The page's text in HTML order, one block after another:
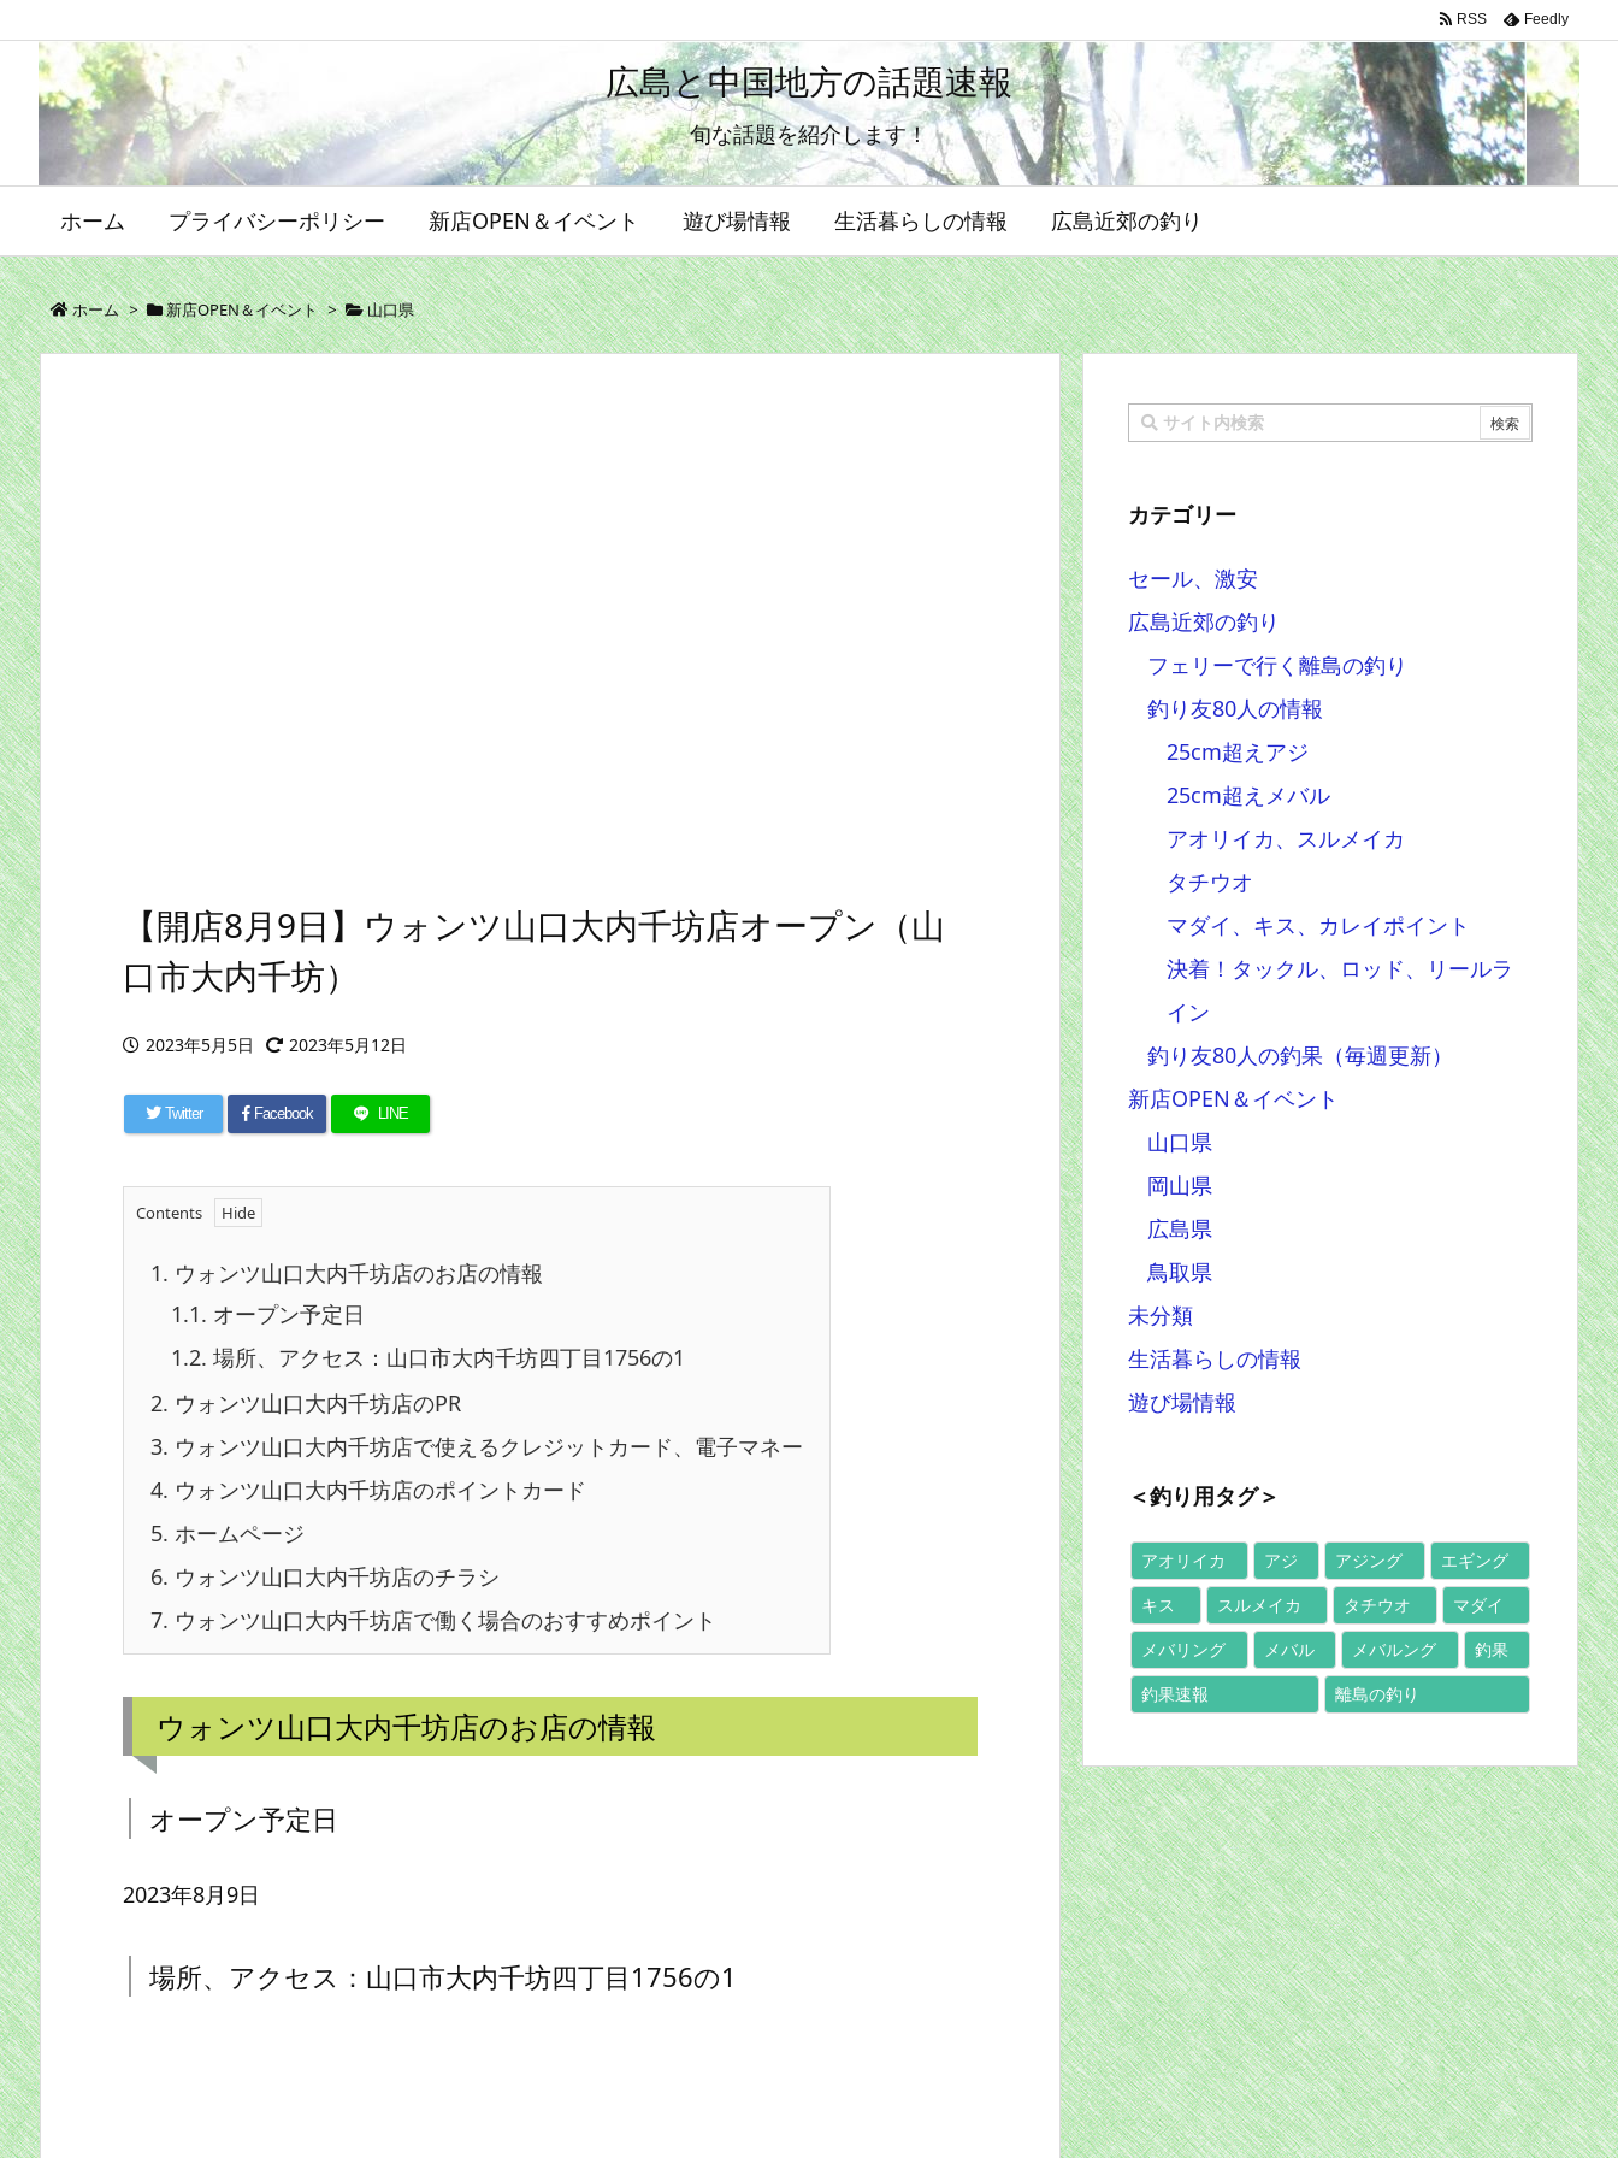
広島と中国地方の話題速報
旬な話題を紹介します！
ホーム プライバシーポリシー 新店OPEN＆イベント 遊び場情報 生活暮らしの情報 広島近郊の釣り
RSS Feedly
ホーム > 新店OPEN＆イベント > 山口県
【開店8月9日】ウォンツ山口大内千坊店オープン（山
口市大内千坊）
2023年5月5日 2023年5月12日
Twitter Facebook LINE
Contents
1. ウォンツ山口大内千坊店のお店の情報
1.1. オープン予定日
1.2. 場所、アクセス：山口市大内千坊四丁目1756の1
2. ウォンツ山口大内千坊店のPR
3. ウォンツ山口大内千坊店で使えるクレジットカード、電子マネー
4. ウォンツ山口大内千坊店のポイントカード
5. ホームページ
6. ウォンツ山口大内千坊店のチラシ
7. ウォンツ山口大内千坊店で働く場合のおすすめポイント
ウォンツ山口大内千坊店のお店の情報
オープン予定日
2023年8月9日
場所、アクセス：山口市大内千坊四丁目1756の1
カテゴリー
セール、激安
広島近郊の釣り
フェリーで行く離島の釣り
釣り友80人の情報
25cm超えアジ
25cm超えメバル
アオリイカ、スルメイカ
タチウオ
マダイ、キス、カレイポイント
決着！タックル、ロッド、リールラ
イン
釣り友80人の釣果（毎週更新）
新店OPEN＆イベント
山口県
岡山県
広島県
鳥取県
未分類
生活暮らしの情報
遊び場情報
＜釣り用タグ＞
アオリイカ アジ アジング
エギング
キス
スルメイカ タチウオ
マダイ
メバリング
メバル メバルング
釣果
釣果速報
離島の釣り